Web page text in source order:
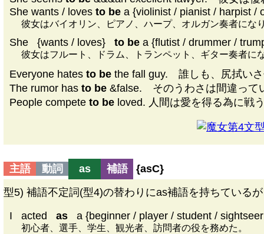
She wants / loves to be a {violinist / pianist / harpist /
彼女はバイオリン、ピアノ、ハープ、オルガン奏者にな
She {wants / loves} to be a {flutist / drummer /
彼女はフルート、ドラム、トランペット、ギター奏者に
Everyone hates to be the fall guy. 誰しも、尻拭い
The rumor has to be &false. そのうわさは間違って
People compete to be loved. 人間は愛を得る為に戦
第4文
主語 動詞 as 補語 {asC}
型5) 補語不定詞(型4)の替わりにas補語を持ちている
I
acted as a {beginner / player / student /
初心者、選手、学生、観光者、訪問者の役を務めた。